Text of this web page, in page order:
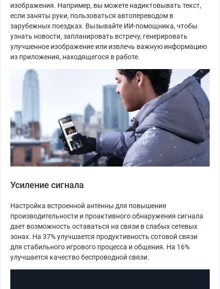
изображения. Например, вы можете надиктовывать текст,
если заняты руки, пользоваться автопереводом в
зарубежных поездках. Вызывайте ИИ-помощника, чтобы
узнать новости, запланировать встречу, генерировать
улучшенное изображение или извлечь важную информацию
из приложения, находящегося в работе.
Усиление сигнала
Настройка встроенной антенны для повышения
производительности и проактивного обнаружения сигнала
дает возможность оставаться на связи в слабых сетевых
зонах. На 37% улучшается продуктивность сотовой связи
для стабильного игрового процесса и общения. На 16%
улучшается качество беспроводной связи.